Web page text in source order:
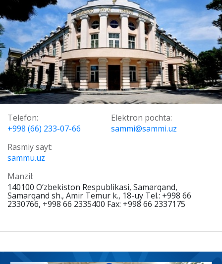
Telefon:
+998 (66) 233-07-66
Elektron pochta:
sammi@sammi.uz
Rasmiy sayt:
sammu.uz
Manzil:
140100 O‘zbekiston Respublikasi, Samarqand,
Samarqand sh., Amir Temur k., 18-uy Tel.: +998 66
2330766, +998 66 2335400 Fax: +998 66 2337175